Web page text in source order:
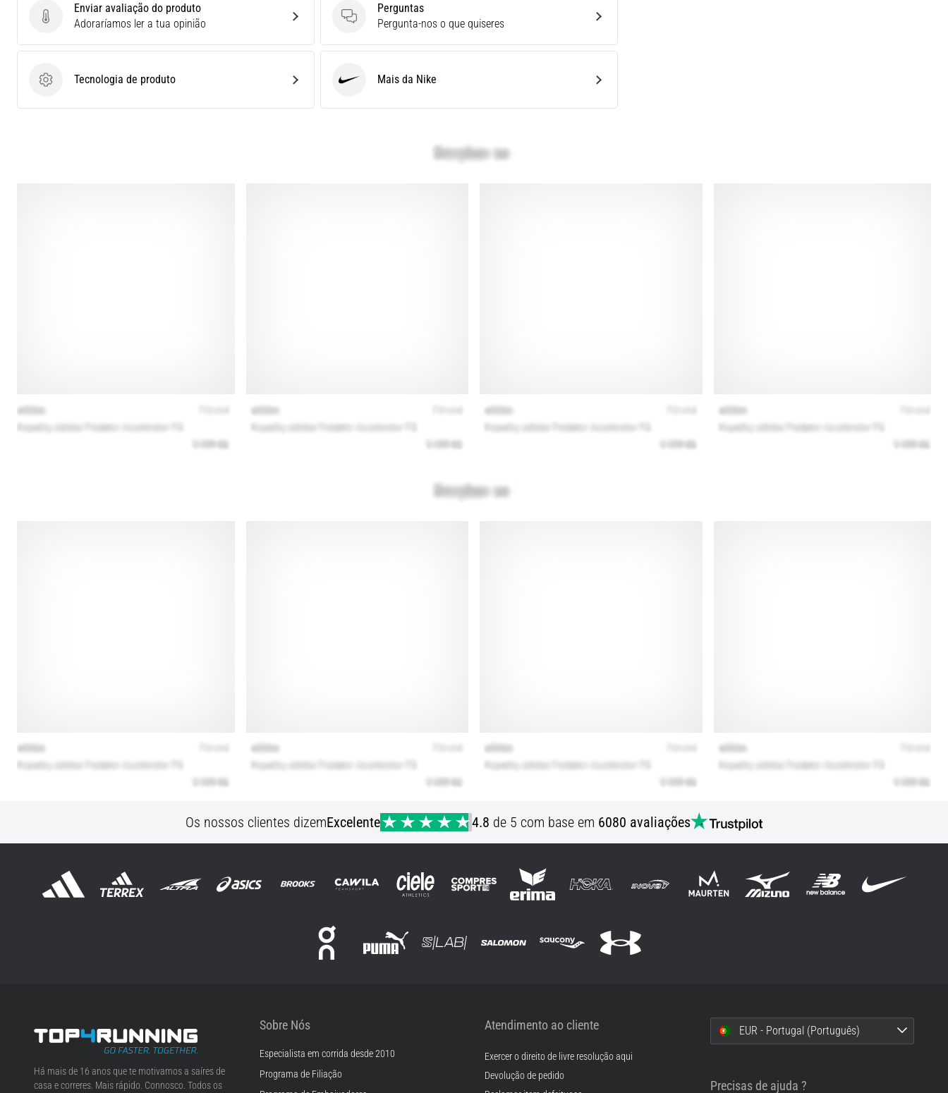
Enviar avaliação do produto
Enviar avaliação do produto
Adoraríamos ler a tua opinião
Perguntas
Perguntas
Pergunta-nos o que quiseres
Tecnologia de produto
Tecnologia de produto Mais da Nike
Os nossos clientes dizemExcelente 4.8 de 5 com base em 6080 avaliações
Top4Running.pt
Há mais de 16 anos que te motivamos a saíres de
casa e correres. Mais rápido. Connosco. Todos os
Sobre Nós
Especialista em corrida desde 2010
Programa de Filiação
Atendimento ao cliente
Exercer o direito de livre resolução aqui
Devolução de pedido
EUR - Portugal (Português)
Precisas de ajuda ?